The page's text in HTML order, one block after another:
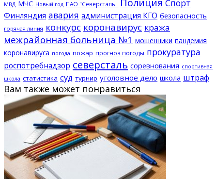
МВД МЧС Новый год ПАО "Северсталь" Спорт
Финляндия авария администрация КГО безопасность
горячая линия конкурс коронавирус кража
межрайонная больница №1 мошенники пандемия
коронавируса погода пожар прогноз погоды прокуратура
роспотребнадзор северсталь соревнования спортивная
школа статистика суд турнир уголовное дело школа штраф
Вам также может понравиться